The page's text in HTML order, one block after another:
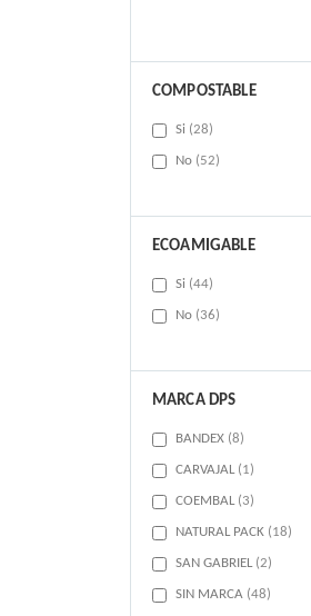
COMPOSTABLE
Si 28items
No 52items
ECOAMIGABLE
Si 44items
No 36items
MARCA DPS
BANDEX 8items
CARVAJAL 1item
COEMBAL 3items
NATURAL PACK 18items
SAN GABRIEL 2items
SIN MARCA 48items